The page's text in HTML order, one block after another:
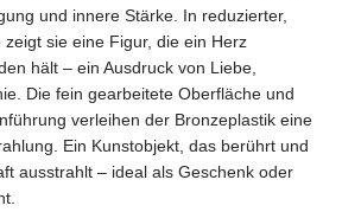
und innere Stärke. In reduzierter,
sie eine Figur, die ein Herz
hält – ein Ausdruck von Liebe,
Die fein gearbeitete Oberfläche und
verleihen der Bronzeplastik eine
Ein Kunstobjekt, das berührt und
ausstrahlt – ideal als Geschenk oder